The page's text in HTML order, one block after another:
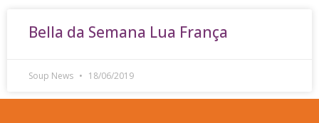
Bella da Semana Lua França
Soup News 18/06/2019